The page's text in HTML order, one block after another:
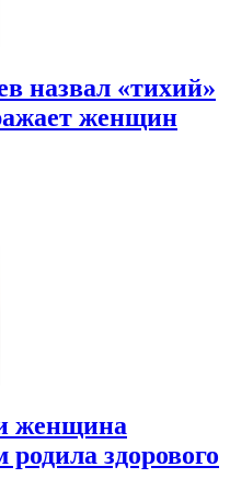
назвал «тихий»
женщин
женщина
здорового